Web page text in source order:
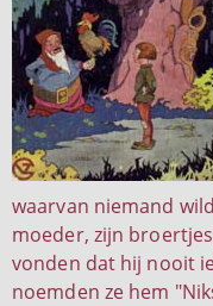
waarvan niemand
moeder, zijn
vonden dat hij nooit
noemden ze hem